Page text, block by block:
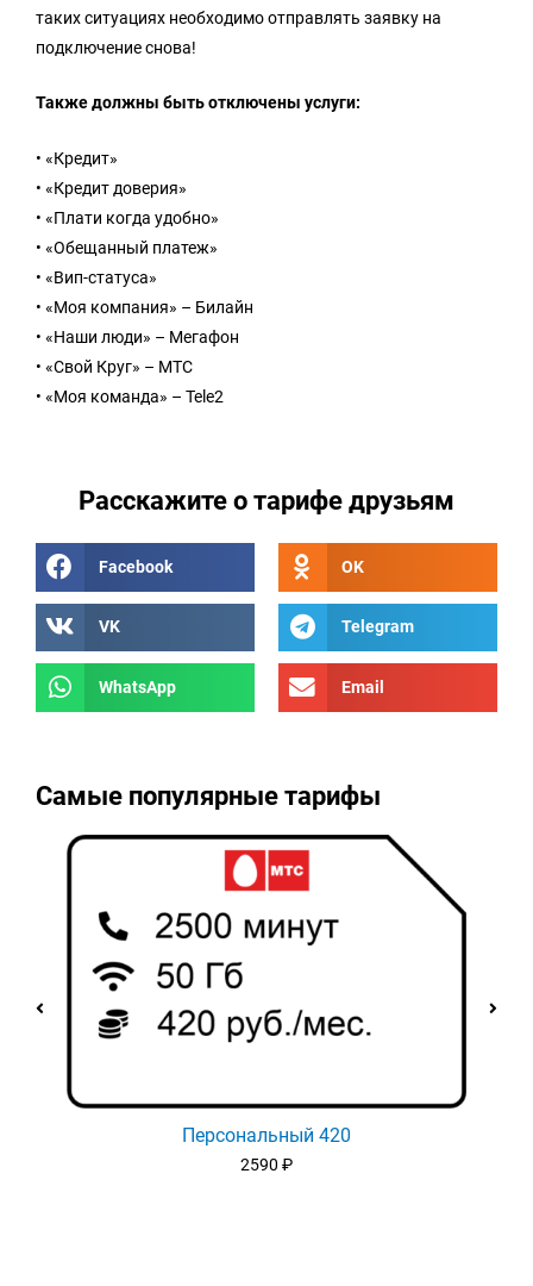
таких ситуациях необходимо отправлять заявку на
подключение снова!
Также должны быть отключены услуги:
• «Кредит»
• «Кредит доверия»
• «Плати когда удобно»
• «Обещанный платеж»
• «Вип-статуса»
• «Моя компания» – Билайн
• «Наши люди» – Мегафон
• «Свой Круг» – МТС
• «Моя команда» – Tele2
Расскажите о тарифе друзьям
Facebook OK
VK Telegram
WhatsApp Email
Самые популярные тарифы
Персональный 420
2590 ₽